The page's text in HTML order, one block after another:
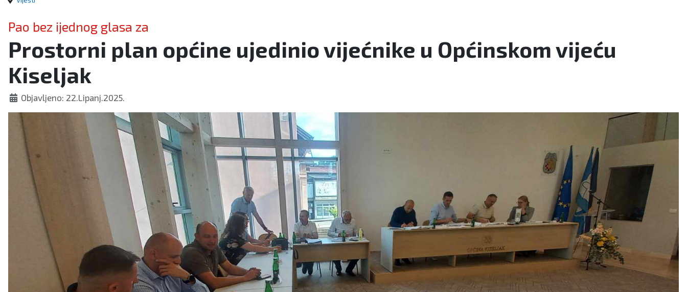
Pao bez ijednog glasa za
Prostorni plan općine ujedinio vijećnike u Općinskom vijeću
Kiseljak
Objavljeno: 22.Lipanj.2025.